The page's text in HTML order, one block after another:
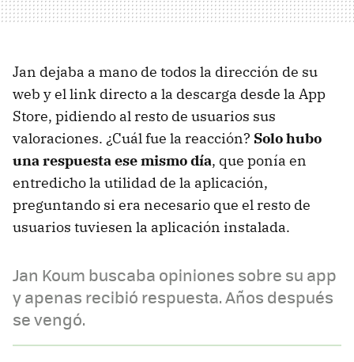
Jan dejaba a mano de todos la dirección de su
web y el link directo a la descarga desde la App
Store, pidiendo al resto de usuarios sus
valoraciones. ¿Cuál fue la reacción? Solo hubo
una respuesta ese mismo día, que ponía en
entredicho la utilidad de la aplicación,
preguntando si era necesario que el resto de
usuarios tuviesen la aplicación instalada.
Jan Koum buscaba opiniones sobre su app
y apenas recibió respuesta. Años después
se vengó.